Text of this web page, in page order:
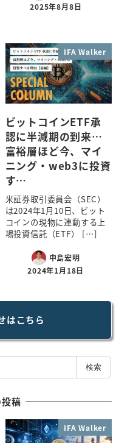
2025年8月8日
IFA Walker
ビットコインETF承
認に半減期の到来…
富裕層ほど今、マイ
ニング・web3に投資
す…
米証券取引委員会（SEC）
は2024年1月10日、ビット
コインの現物に連動する上
場投資信託（ETF） […]
中島宏明
2024年1月18日
はこちら
検索
稿
IFA Walker